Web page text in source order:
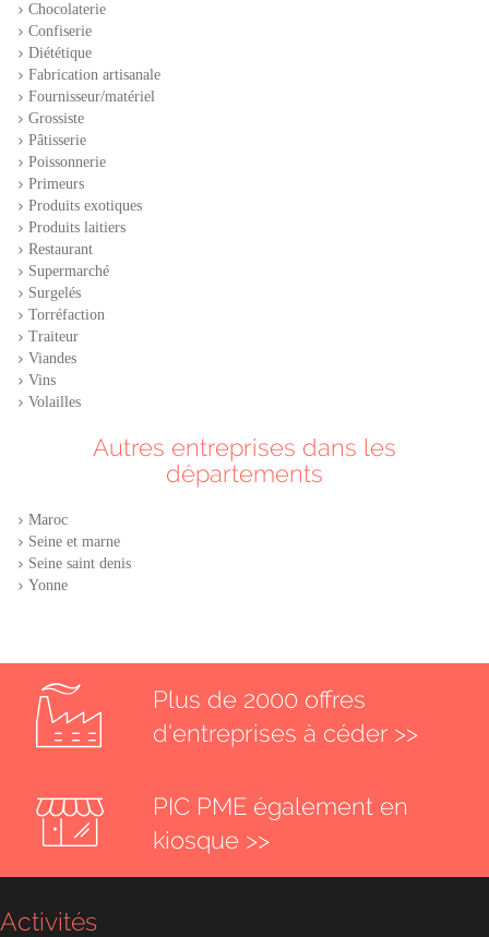
Chocolaterie
Confiserie
Diététique
Fabrication artisanale
Fournisseur/matériel
Grossiste
Pâtisserie
Poissonnerie
Primeurs
Produits exotiques
Produits laitiers
Restaurant
Supermarché
Surgelés
Torréfaction
Traiteur
Viandes
Vins
Volailles
Autres entreprises dans les
départements
Maroc
Seine et marne
Seine saint denis
Yonne
Plus de 2000 offres
d'entreprises à céder >>
PIC PME également en
kiosque >>
Activités